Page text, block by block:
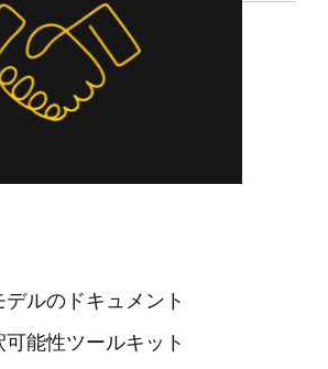
ルのドキュメント
能性ツールキット